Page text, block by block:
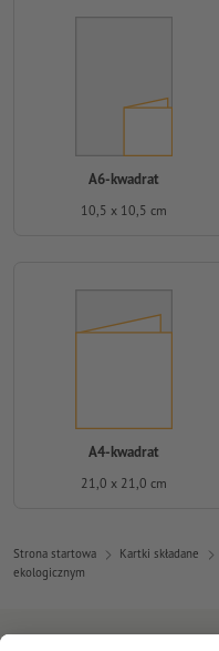
A6-kwadrat
10,5 x 10,5 cm
A4-kwadrat
21,0 x 21,0 cm
Strona startowa Kartki składane
ekologicznym